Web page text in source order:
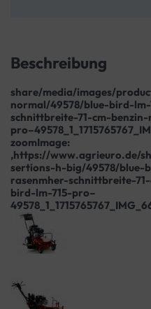
Beschreibung
share/media/images/
normal/49578/blue-bird-
schnittbreite-71-cm-
zoomImage:
‚https://www.agrieuro.de/
sertions-h-big/49578/blue-
rasenmher-schnittbreite-
bird-lm-715-pro–